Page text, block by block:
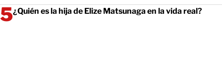
¿Quién es la hija de Elize Matsunaga en la vida real?